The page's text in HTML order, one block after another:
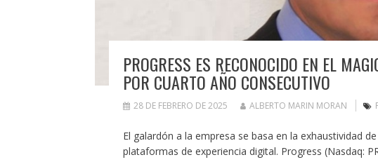
PROGRESS ES RECONOCIDO EN EL
POR CUARTO AÑO CONSECUTIVO
28 DE FEBRERO DE 2025 ALBERTO MARIN MORAN
El galardón a la empresa se basa en la exhaustividad
plataformas de experiencia digital. Progress (Nasdaq: